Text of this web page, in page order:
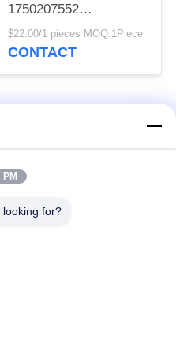
1750207552
01750207552 van
Delenwincor C4060
$22.00/1 pieces MOQ:1Piece
CONTACT
ATM-machinedelen
NCR ATM Delen
PM
looking for?